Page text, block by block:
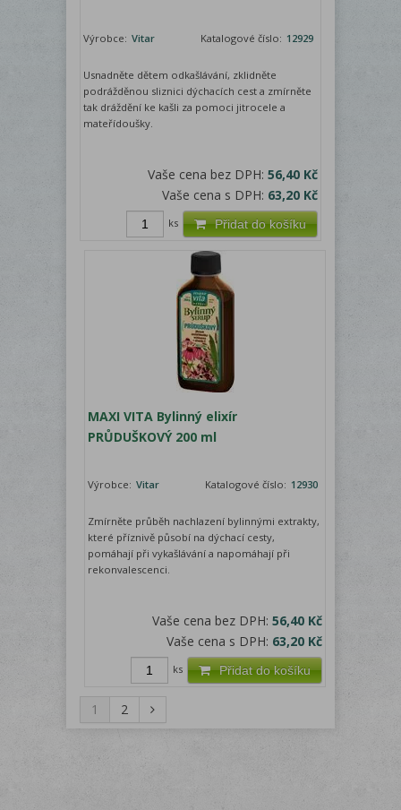
Výrobce: Vitar Katalogové číslo: 12929
Usnadněte dětem odkašlávání, zklidněte
podrážděnou sliznici dýchacích cest a zmírněte
tak dráždění ke kašli za pomoci jitrocele a
mateřídoušky.
Vaše cena bez DPH: 56,40 Kč
Vaše cena s DPH: 63,20 Kč
Přidat do košíku
ks
MAXI VITA Bylinný elixír
PRŮDUŠKOVÝ 200 ml
Výrobce: Vitar Katalogové číslo: 12930
Zmírněte průběh nachlazení bylinnými extrakty,
které příznivě působí na dýchací cesty,
pomáhají při vykašlávání a napomáhají při
rekonvalescenci.
Vaše cena bez DPH:56,40 Kč
Vaše cena s DPH: 63,20 Kč
Přidat do košíku
ks
1 2